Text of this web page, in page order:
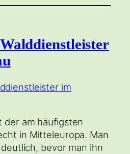
der am häufigsten
in Mitteleuropa. Man
bevor man ihn